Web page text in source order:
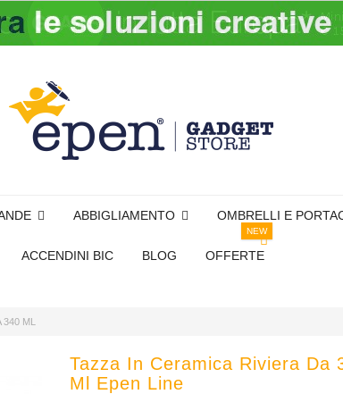
ABBIGLIAMENTO OMBRELLI E
ACCENDINI BIC BLOG OFFERTE
NEW
ML
Tazza In Ceramica Riviera Da
Ml Epen Line